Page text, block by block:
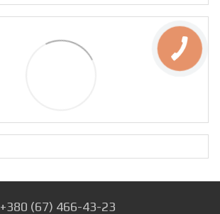
+380 (67) 466-43-23